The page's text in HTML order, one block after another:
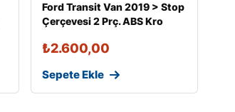
Ford Transit Van 2019 > Stop
Çerçevesi 2 Prç. ABS Kro
₺2.600,00
Sepete Ekle